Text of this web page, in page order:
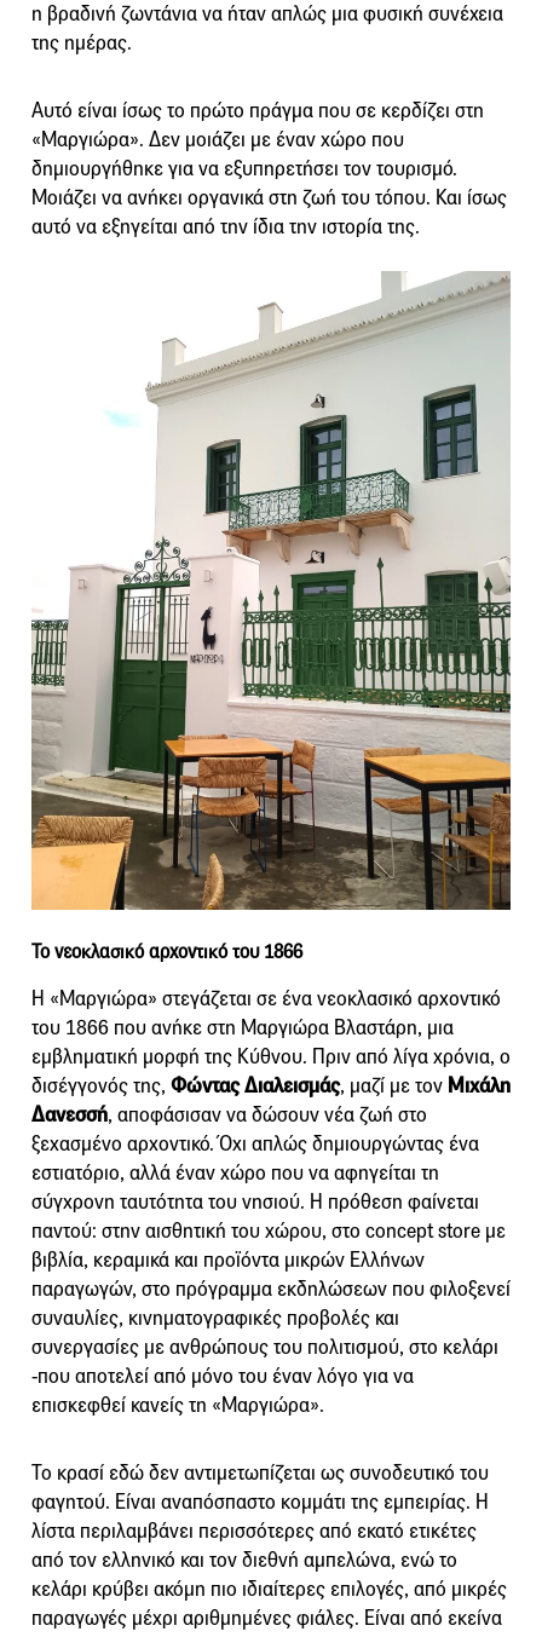
η βραδινή ζωντάνια να ήταν απλώς μια φυσική συνέχεια
της ημέρας.
Αυτό είναι ίσως το πρώτο πράγμα που σε κερδίζει στη
«Μαργιώρα». Δεν μοιάζει με έναν χώρο που
δημιουργήθηκε για να εξυπηρετήσει τον τουρισμό.
Μοιάζει να ανήκει οργανικά στη ζωή του τόπου. Και ίσως
αυτό να εξηγείται από την ίδια την ιστορία της.
Το νεοκλασικό αρχοντικό του 1866
Η «Μαργιώρα» στεγάζεται σε ένα νεοκλασικό αρχοντικό
του 1866 που ανήκε στη Μαργιώρα Βλαστάρη, μια
εμβληματική μορφή της Κύθνου. Πριν από λίγα χρόνια, ο
δισέγγονός της, Φώντας Διαλεισμάς, μαζί με τον Μιχάλη
Δανεσσή, αποφάσισαν να δώσουν νέα ζωή στο
ξεχασμένο αρχοντικό. Όχι απλώς δημιουργώντας ένα
εστιατόριο, αλλά έναν χώρο που να αφηγείται τη
σύγχρονη ταυτότητα του νησιού. Η πρόθεση φαίνεται
παντού: στην αισθητική του χώρου, στο concept store με
βιβλία, κεραμικά και προϊόντα μικρών Ελλήνων
παραγωγών, στο πρόγραμμα εκδηλώσεων που φιλοξενεί
συναυλίες, κινηματογραφικές προβολές και
συνεργασίες με ανθρώπους του πολιτισμού, στο κελάρι
-που αποτελεί από μόνο του έναν λόγο για να
επισκεφθεί κανείς τη «Μαργιώρα».
Το κρασί εδώ δεν αντιμετωπίζεται ως συνοδευτικό του
φαγητού. Είναι αναπόσπαστο κομμάτι της εμπειρίας. Η
λίστα περιλαμβάνει περισσότερες από εκατό ετικέτες
από τον ελληνικό και τον διεθνή αμπελώνα, ενώ το
κελάρι κρύβει ακόμη πιο ιδιαίτερες επιλογές, από μικρές
παραγωγές μέχρι αριθμημένες φιάλες. Είναι από εκείνα